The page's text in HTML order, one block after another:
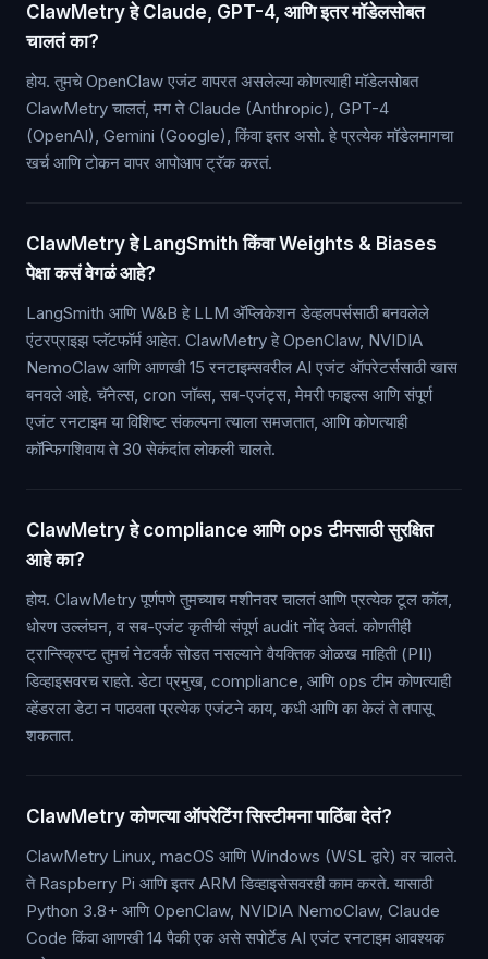
ClawMetry हे Claude, GPT-4, आणि इतर मॉडेलसोबत
चालतं का?
होय. तुमचे OpenClaw एजंट वापरत असलेल्या कोणत्याही मॉडेलसोबत
ClawMetry चालतं, मग ते Claude (Anthropic), GPT-4
(OpenAI), Gemini (Google), किंवा इतर असो. हे प्रत्येक मॉडेलमागचा
खर्च आणि टोकन वापर आपोआप ट्रॅक करतं.
ClawMetry हे LangSmith किंवा Weights & Biases
पेक्षा कसं वेगळं आहे?
LangSmith आणि W&B हे LLM अ‍ॅप्लिकेशन डेव्हलपर्ससाठी बनवलेले
एंटरप्राइझ प्लॅटफॉर्म आहेत. ClawMetry हे OpenClaw, NVIDIA
NemoClaw आणि आणखी 15 रनटाइम्सवरील AI एजंट ऑपरेटर्ससाठी खास
बनवले आहे. चॅनेल्स, cron जॉब्स, सब-एजंट्स, मेमरी फाइल्स आणि संपूर्ण
एजंट रनटाइम या विशिष्ट संकल्पना त्याला समजतात, आणि कोणत्याही
कॉन्फिगशिवाय ते 30 सेकंदांत लोकली चालते.
ClawMetry हे compliance आणि ops टीमसाठी सुरक्षित
आहे का?
होय. ClawMetry पूर्णपणे तुमच्याच मशीनवर चालतं आणि प्रत्येक टूल कॉल,
धोरण उल्लंघन, व सब-एजंट कृतीची संपूर्ण audit नोंद ठेवतं. कोणतीही
ट्रान्स्क्रिप्ट तुमचं नेटवर्क सोडत नसल्याने वैयक्तिक ओळख माहिती (PII)
डिव्हाइसवरच राहते. डेटा प्रमुख, compliance, आणि ops टीम कोणत्याही
व्हेंडरला डेटा न पाठवता प्रत्येक एजंटने काय, कधी आणि का केलं ते तपासू
शकतात.
ClawMetry कोणत्या ऑपरेटिंग सिस्टीमना पाठिंबा देतं?
ClawMetry Linux, macOS आणि Windows (WSL द्वारे) वर चालते.
ते Raspberry Pi आणि इतर ARM डिव्हाइसेसवरही काम करते. यासाठी
Python 3.8+ आणि OpenClaw, NVIDIA NemoClaw, Claude
Code किंवा आणखी 14 पैकी एक असे सपोर्टेड AI एजंट रनटाइम आवश्यक